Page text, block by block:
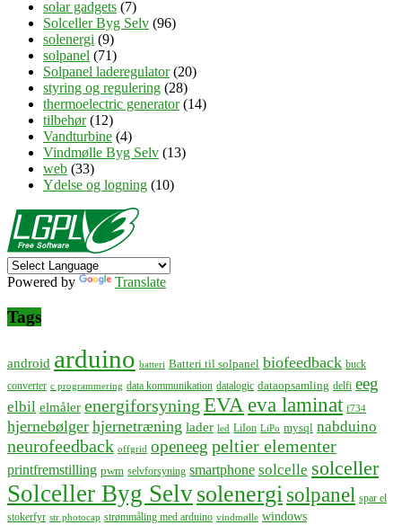
solar gadgets (7)
Solceller Byg Selv (96)
solenergi (9)
solpanel (71)
Solpanel laderegulator(20)
styring og regulering (28)
thermoelectric generator(14)
tilbehør(12)
Vandturbine (4)
Vindmølle Byg Selv (13)
web (33)
Ydelse og logning (10)
Powered by Translate
Tags
android arduino batteri Batteri til solpanel biofeedback buck
converter c programmering data kommunikation datalogic dataopsamling delfi eeg
elbil elmåler energiforsyning EVA eva laminat f734
hjernebølger hjernetræning lader led LiIon LiPo mysql nabduino
neurofeedback offgrid openeeg peltier elementer
printfremstilling pwm selvforsyning smartphone solcelle solceller
Solceller Byg Selvsolenergisolpanel spar el
stokerfyr str photocap strømmåling med arduino vindmølle windows